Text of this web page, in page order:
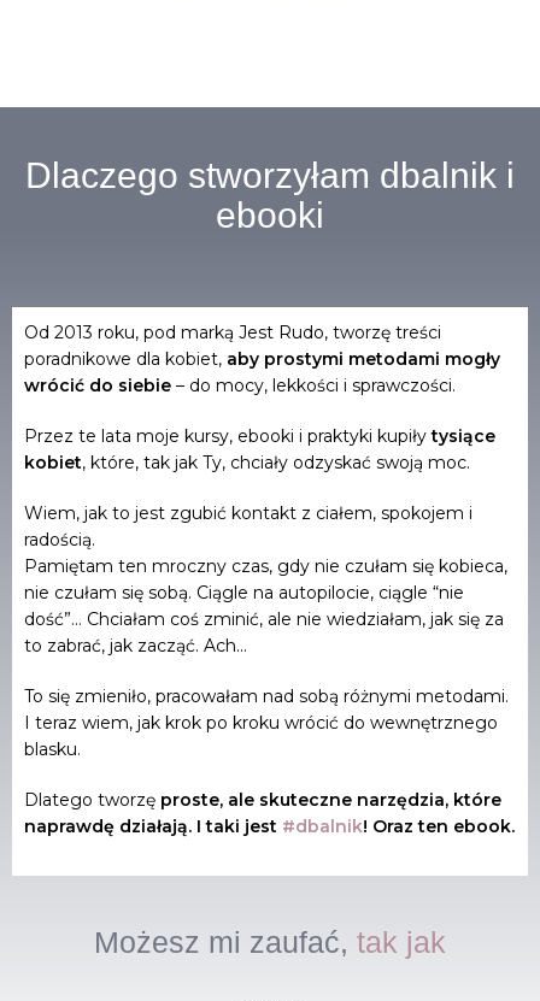
Dlaczego stworzyłam dbalnik i
ebooki
Od 2013 roku, pod marką Jest Rudo, tworzę treści
poradnikowe dla kobiet, aby prostymi metodami mogły
wrócić do siebie – do mocy, lekkości i sprawczości.
Przez te lata moje kursy, ebooki i praktyki kupiłytysiące
kobiet, które, tak jak Ty, chciały odzyskać swoją moc.
Wiem, jak to jest zgubić kontakt z ciałem, spokojem i
radością.
Pamiętam ten mroczny czas, gdy nie czułam się kobieca,
nie czułam się sobą. Ciągle na autopilocie, ciągle “nie
dość”… Chciałam coś zminić, ale nie wiedziałam, jak się za
to zabrać, jak zacząć. Ach…
To się zmieniło, pracowałam nad sobą różnymi metodami.
I teraz wiem, jak krok po kroku wrócić do wewnętrznego
blasku.
Dlatego tworzę proste, ale skuteczne narzędzia, które
naprawdę działają. I taki jest #dbalnik! Oraz ten ebook.
Możesz mi zaufać, tak jak